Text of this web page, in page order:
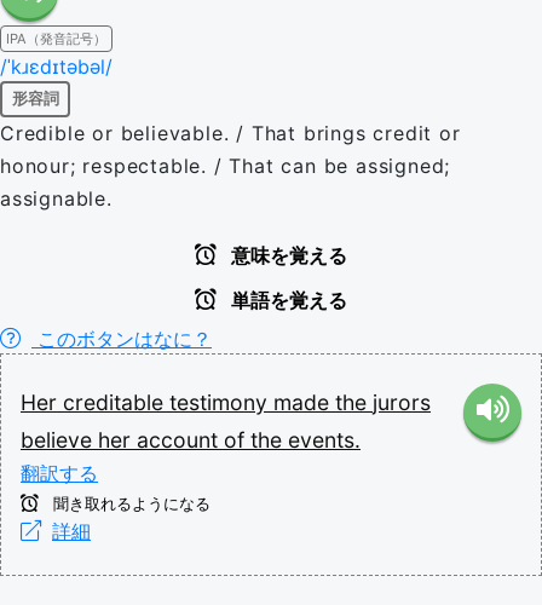
IPA（発音記号）
/ˈkɹɛdɪtəbəl/
形容詞
Credible or believable. / That brings credit or
honour; respectable. / That can be assigned;
assignable.
意味を覚える
単語を覚える
このボタンはなに？
Her creditable testimony made the jurors
believe her account of the events.
翻訳する
聞き取れるようになる
詳細